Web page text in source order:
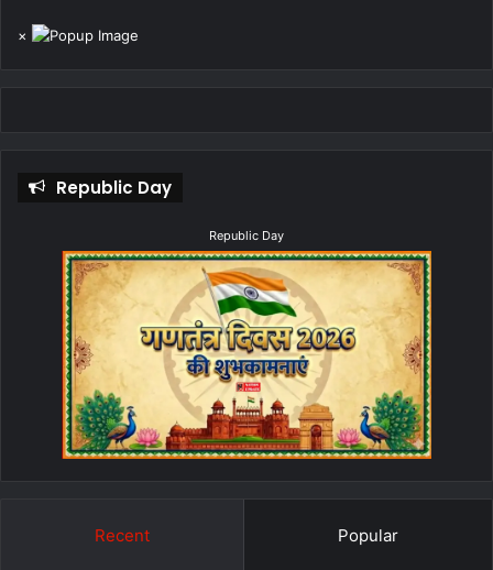
×
Republic Day
Republic Day
Recent Popular